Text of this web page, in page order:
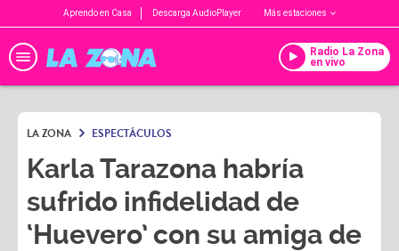
Aprendo en Casa Descarga AudioPlayer Más estaciones
Radio La Zona
en vivo
LA ZONA ESPECTÁCULOS
Karla Tarazona habría
sufrido infidelidad de
‘Huevero’ con su amiga de